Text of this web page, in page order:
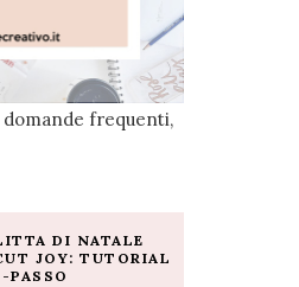
frequenti,
DI NATALE
JOY: TUTORIAL
PASSO